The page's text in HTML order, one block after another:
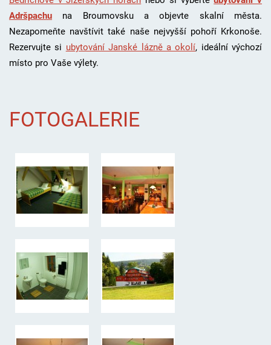
Adršpachu
na Broumovsku a objevte skalní města.
Nezapomeňte navštívit také naše nejvyšší pohoří Krkonoše.
Rezervujte si ubytování Janské lázně a okolí, ideální výchozí
místo pro Vaše výlety.
FOTOGALERIE